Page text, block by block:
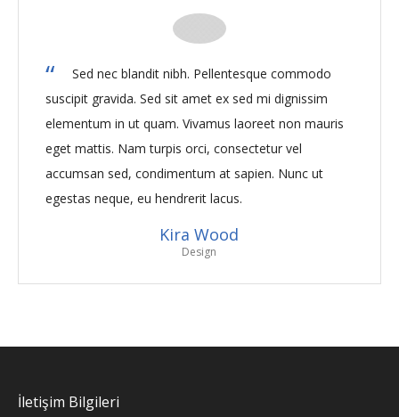
Sed nec blandit nibh. Pellentesque commodo
suscipit gravida. Sed sit amet ex sed mi dignissim
elementum in ut quam. Vivamus laoreet non mauris
eget mattis. Nam turpis orci, consectetur vel
accumsan sed, condimentum at sapien. Nunc ut
egestas neque, eu hendrerit lacus.
Kira Wood
Design
İletişim Bilgileri